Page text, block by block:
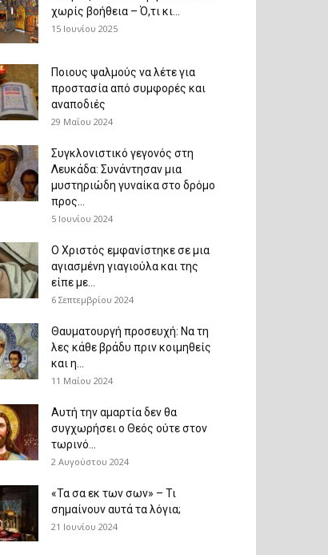
χωρίς βοήθεια – Ό,τι κι...
15 Ιουνίου 2025
Ποιους ψαλμούς να λέτε για
προστασία από συμφορές και
αναποδιές
29 Μαΐου 2024
Συγκλονιστικό γεγονός στη
Λευκάδα: Συνάντησαν μια
μυστηριώδη γυναίκα στο δρόμο
προς...
5 Ιουνίου 2024
Ο Χριστός εμφανίστηκε σε μια
αγιασμένη γιαγιούλα και της
είπε με...
6 Σεπτεμβρίου 2024
Θαυματουργή προσευχή: Να τη
λες κάθε βράδυ πριν κοιμηθείς
και η...
11 Μαΐου 2024
Αυτή την αμαρτία δεν θα
συγχωρήσει ο Θεός ούτε στον
τωρινό...
2 Αυγούστου 2024
«Τα σα εκ των σων» – Τι
σημαίνουν αυτά τα λόγια;
21 Ιουνίου 2024